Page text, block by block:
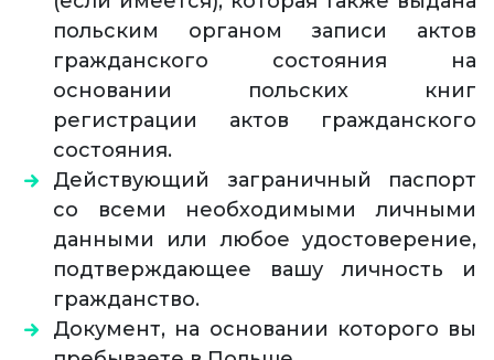
польским органом записи актов
гражданского состояния на
основании польских книг
регистрации актов гражданского
состояния.
Действующий заграничный паспорт
со всеми необходимыми личными
данными или любое удостоверение,
подтверждающее вашу личность и
гражданство.
Документ, на основании которого вы